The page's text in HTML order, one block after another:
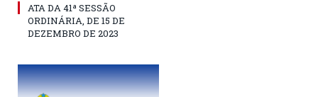
ATA DA 41ª SESSÃO
ORDINÁRIA, DE 15 DE
DEZEMBRO DE 2023